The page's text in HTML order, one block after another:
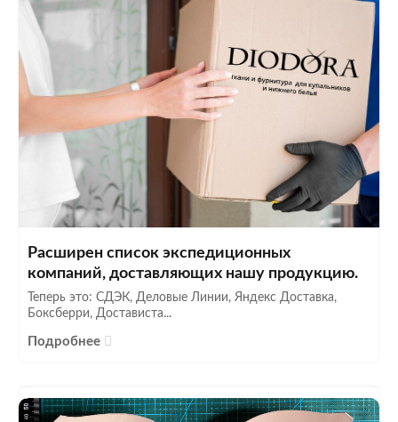
Расширен список экспедиционных
компаний, доставляющих нашу продукцию.
Теперь это: СДЭК, Деловые Линии, Яндекс Доставка,
Боксберри, Достависта...
Подробнее